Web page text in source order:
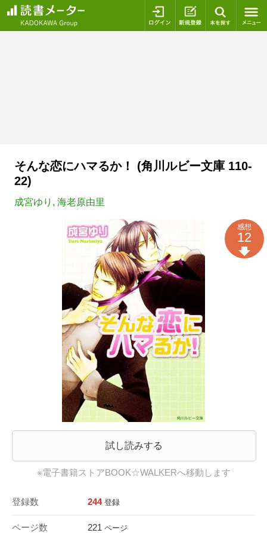
ログイン 新規登録
そんな恋にハマるか！ (角川ルビー文庫 110-
22)
成宮ゆり , 海老原由里
試し読みする
※電子書籍ストアBOOK☆WALKERへ移動します
登録数 244 登録
ページ数 221 ページ
感想
12